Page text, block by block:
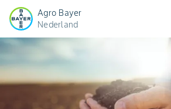
Agro Bayer
Nederland